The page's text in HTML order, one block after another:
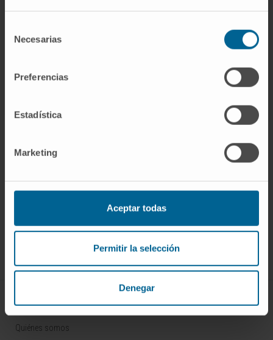
Necesarias
Preferencias
Estadística
Marketing
Aceptar todas
Permitir la selección
Denegar
Darse de alta en nuestro boletín
SUSCRIBIRSE
CONOZCA EL CIMA
Quiénes somos